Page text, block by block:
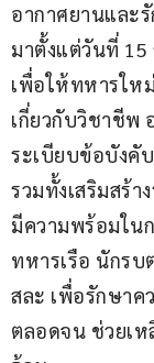
อากาศยานและ
มาตั้งแต่วันที่ 15
เพื่อให้ทหารให
เกี่ยวกับวิชาชีพ
ระเบียบข้อบังคั
รวมทั้งเสริมสร้า
มีความพร้อมใ
ทหารเรือ นักรบ
สละ เพื่อรักษาค
ตลอดจน ช่วยเ